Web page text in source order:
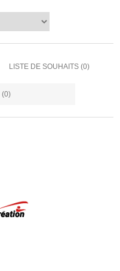
LISTE DE SOUHAITS (0)
(0)